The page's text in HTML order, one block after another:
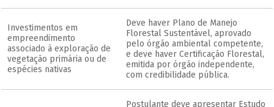
Investimentos em
empreendimento
associado à exploração de
vegetação primária ou de
espécies nativas
Deve haver Plano de Manejo
Florestal Sustentável, aprovado
pelo órgão ambiental competente,
e deve haver Certificação Florestal,
emitida por órgão independente,
com credibilidade pública.
Postulante deve apresentar Estudo